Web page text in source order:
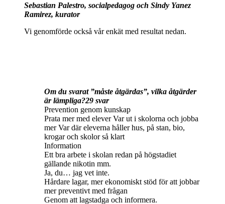
Sebastian Palestro, socialpedagog och Sindy Yanez
Ramirez, kurator
Vi genomförde också vår enkät med resultat nedan.
Om du svarat ”måste åtgärdas”, vilka åtgärder
är lämpliga?29 svar
Prevention genom kunskap
Prata mer med elever Var ut i skolorna och jobba
mer Var där eleverna håller hus, på stan, bio,
krogar och skolor så klart
Information
Ett bra arbete i skolan redan på högstadiet
gällande nikotin mm.
Ja, du… jag vet inte.
Hårdare lagar, mer ekonomiskt stöd för att jobbar
mer preventivt med frågan
Genom att lagstadga och informera.